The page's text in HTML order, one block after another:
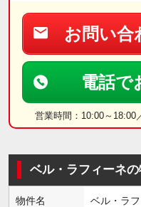
お問い合
電話で
営業時間：10:00～18:00
ベル・ラフィーネ
物件名 ベル・ラ